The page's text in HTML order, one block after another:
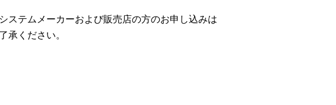
ステムメーカーおよび販売店の方のお申し込みは
承ください。